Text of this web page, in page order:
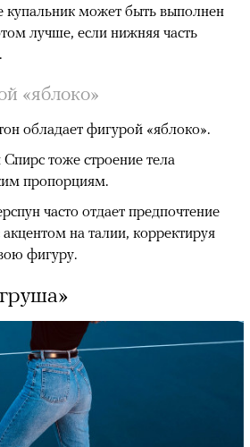
купальник может быть выполнен
лучше, если нижняя часть
«яблоко»
обладает фигурой «яблоко».
тоже строение тела
пропорциям.
часто отдает предпочтение
на талии, корректируя
фигуру.